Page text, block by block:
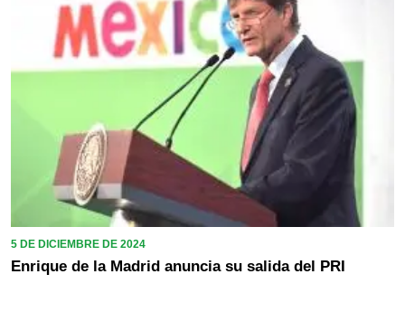
5 DE DICIEMBRE DE 2024
Enrique de la Madrid anuncia su salida del PRI